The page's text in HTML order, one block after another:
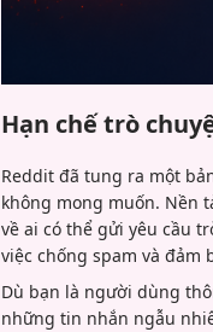
Hạn chế trò
Reddit đã tung ra một
không mong muốn. Nền
về ai có thể gửi yêu cầu
việc chống spam và
Dù bạn là người dùng
những tin nhắn ngẫu